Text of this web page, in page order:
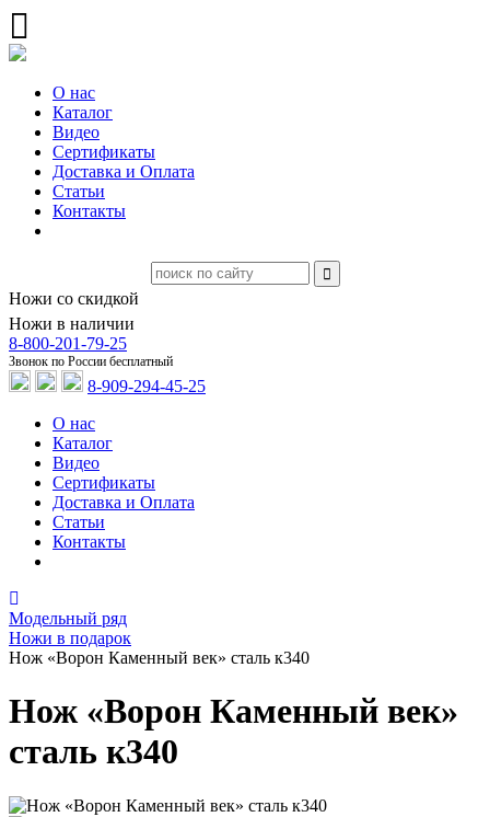
О нас
Каталог
Видео
Сертификаты
Доставка и Оплата
Статьи
Контакты
Ножи в наличии
Ножи со скидкой
8-800-201-79-25
Звонок по России бесплатный
8-909-294-45-25
О нас
Каталог
Видео
Сертификаты
Доставка и Оплата
Статьи
Контакты
Модельный ряд
Ножи в подарок
Нож «Ворон Каменный век» сталь к340
Нож «Ворон Каменный век»
сталь к340